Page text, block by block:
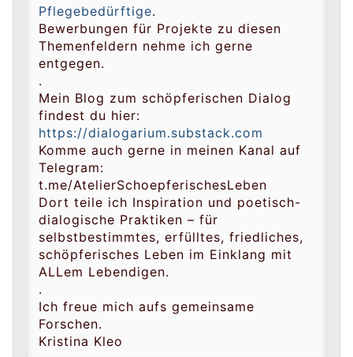
Pflegebedürftige.
Bewerbungen für Projekte zu diesen
Themenfeldern nehme ich gerne
entgegen.
.
Mein Blog zum schöpferischen Dialog
findest du hier:
https://dialogarium.substack.com
Komme auch gerne in meinen Kanal auf
Telegram:
t.me/AtelierSchoepferischesLeben
Dort teile ich Inspiration und poetisch-
dialogische Praktiken – für
selbstbestimmtes, erfülltes, friedliches,
schöpferisches Leben im Einklang mit
ALLem Lebendigen.
.
Ich freue mich aufs gemeinsame
Forschen.
Kristina Kleo